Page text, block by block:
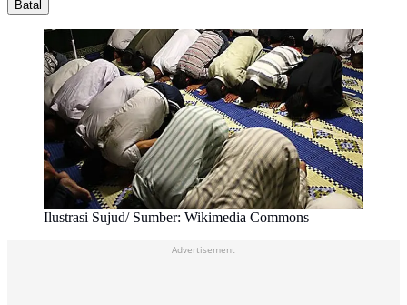
Batal
Ilustrasi Sujud/ Sumber: Wikimedia Commons
Advertisement